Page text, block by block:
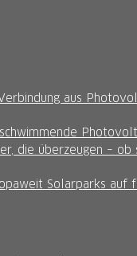
aus
die überzeugen –
Solarparks auf